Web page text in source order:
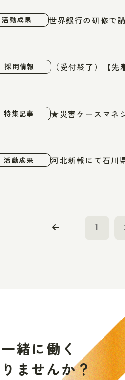
活動成果 世界銀行の研修で
採用情報 （受付終了）【
特集記事 ★災害ケースマネ
活動成果 河北新報にて石川
1
一緒に働 く
り ませんか？